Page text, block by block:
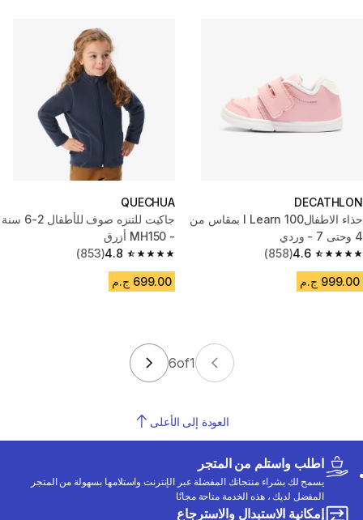
DECATHLON
حذاء الاطفال100 I Learn بمقاس من
4 وحتى 7 - وردي
4.6
4.6 out of 5 stars from 858 reviews
(858)
999.00 ج.م
QUECHUA
جاكيت للتنزه صوف للأطفال 2-6 سنة
- MH150 أزرق
4.8
4.8 out of 5 stars from 853 reviews
(853)
699.00 ج.م
1
of
6
العودة إلى الأعلى
اطلب واستلم من المتجر
يسمح لك بشراء منتجاتك المفضلة عبر الإنترنت واستلامها بسهولة من المتجر
المفضل لديك ، هذه الخدمة متاحة مجانًا
إمكانية الاستبدال والاسترجاع